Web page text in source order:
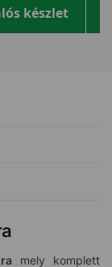
készlet
mely komplett